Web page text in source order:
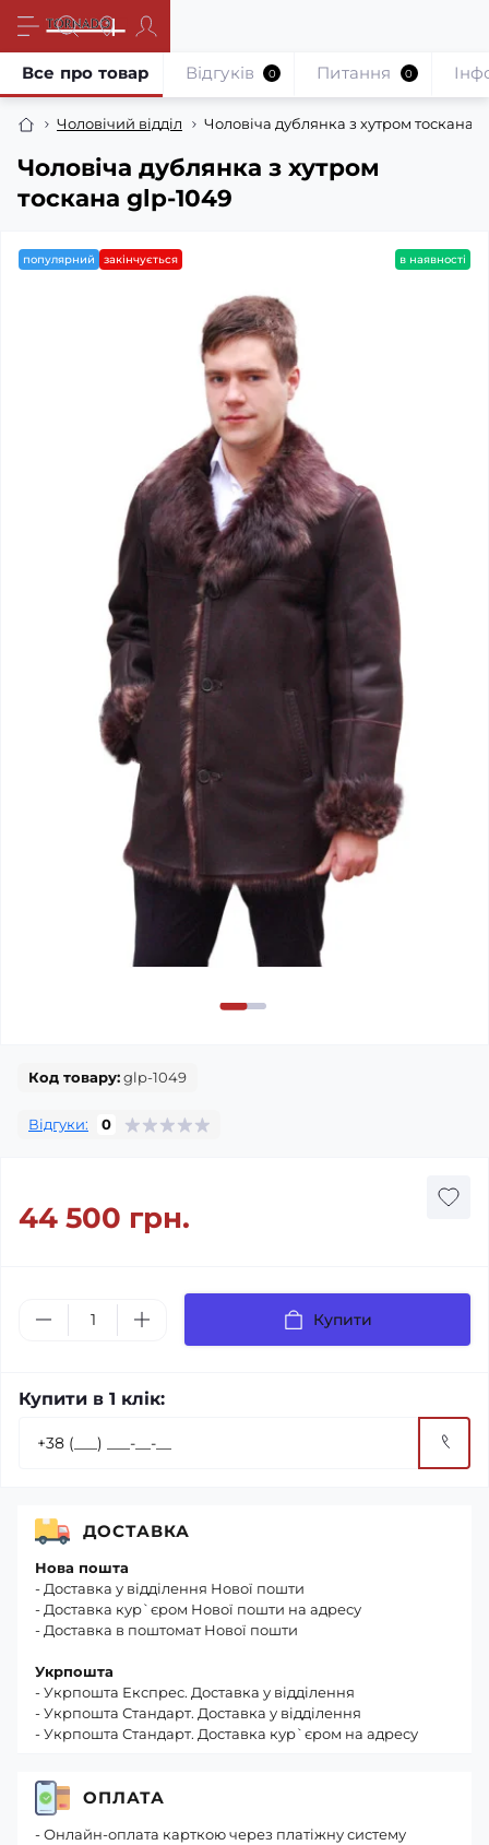
Чоловічий відділ Чоловіча дублянка з хутром тоскана
Чоловіча дублянка з хутром
тоскана glp-1049
Все про товар Відгуків 0 Питання 0
популярний закінчується в наявності
Код товару:glp-1049
Відгуки: 0
44 500 грн.
Купити
Купити в 1 клік:
ДОСТАВКА
Нова пошта
- Доставка у відділення Нової пошти
- Доставка кур`єром Нової пошти на адресу
- Доставка в поштомат Нової пошти
Укрпошта
- Укрпошта Експрес. Доставка у відділення
- Укрпошта Стандарт. Доставка у відділення
- Укрпошта Стандарт. Доставка кур`єром на адресу
ОПЛАТА
- Онлайн-оплата карткою через платіжну систему